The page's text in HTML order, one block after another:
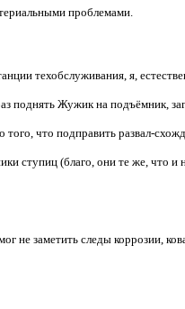
проблемами.
техобслуживания, я,
поднять Жужик на подъёмник,
того, что подправить развал-
ступиц (благо, они те же, что
не заметить следы коррозии,